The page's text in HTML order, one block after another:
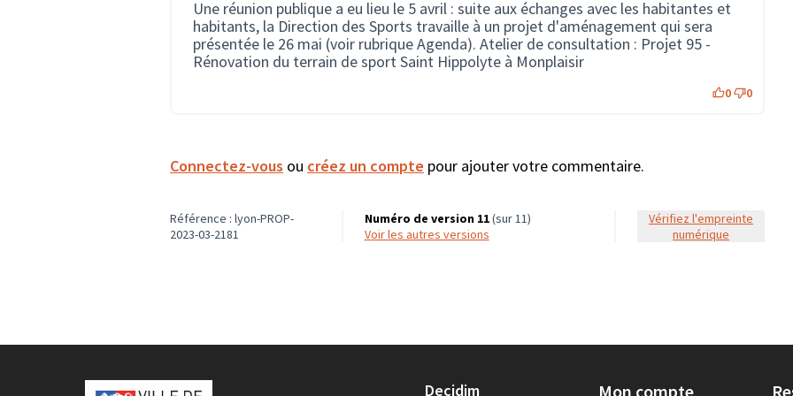
Une réunion publique a eu lieu le 5 avril : suite aux échanges avec les habitantes et
habitants, la Direction des Sports travaille à un projet d'aménagement qui sera
présentée le 26 mai (voir rubrique Agenda). Atelier de consultation : Projet 95 -
Rénovation du terrain de sport Saint Hippolyte à Monplaisir
0 0
Connectez-vous ou créez un compte pour ajouter votre commentaire.
Référence : lyon-PROP-
2023-03-2181
Numéro de version 11(sur 11)
voir les autres versions
Vérifiez l'empreinte
numérique
Decidim Mon compte